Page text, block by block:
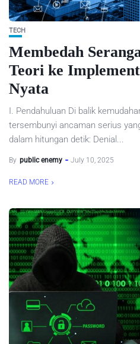
TECH
Membedah
Teori ke
Nyata
I. Pendahuluan Di balik
tersembunyi ancaman serius
dalam hitungan detik: Denial...
By public enemy July 10, 2025
READ MORE